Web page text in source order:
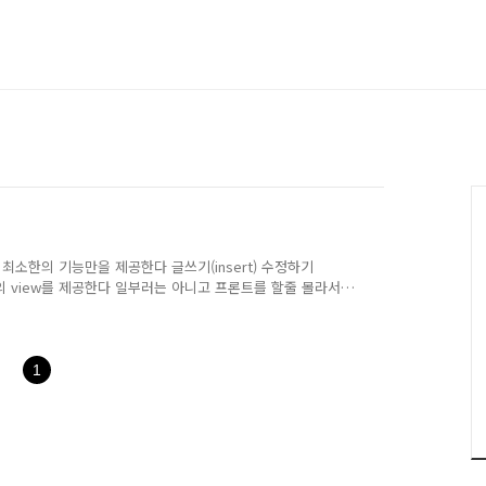
소한의 기능만을 제공한다 글쓰기(insert) 수정하기
를 제공한다 일부러는 아니고 프론트를 할줄 몰라서
에는 글의 count는 상승하지 않는다 글을 read시에는
러리들을 설치해줍니다. npm install {NAME}으로 설치
1